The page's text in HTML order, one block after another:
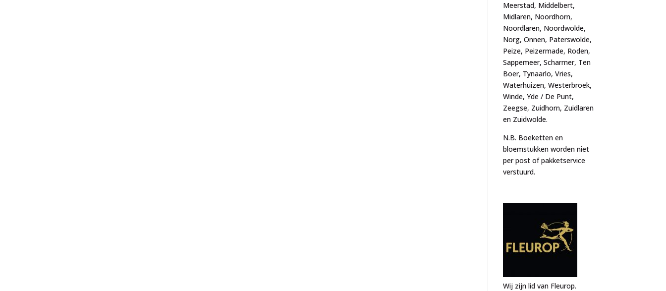
Meerstad, Middelbert,
Midlaren, Noordhorn,
Noordlaren, Noordwolde,
Norg, Onnen, Paterswolde,
Peize, Peizermade, Roden,
Sappemeer, Scharmer, Ten
Boer, Tynaarlo, Vries,
Waterhuizen, Westerbroek,
Winde, Yde / De Punt,
Zeegse, Zuidhorn, Zuidlaren
en Zuidwolde.
N.B. Boeketten en
bloemstukken worden niet
per post of pakketservice
verstuurd.
Wij zijn lid van Fleurop.